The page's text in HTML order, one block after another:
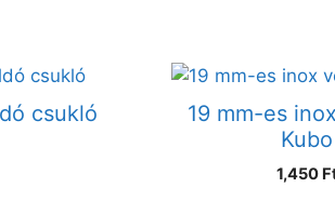
csukló
19 mm-es
Kubo
1,450